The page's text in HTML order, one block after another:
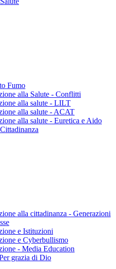
Fumo
alla Salute - Conflitti
alla salute - LILT
alla salute - ACAT
alla salute - Euretica e Aido
alla cittadinanza - Generazioni
e Istituzioni
e Cyberbullismo
- Media Education
grazia di Dio